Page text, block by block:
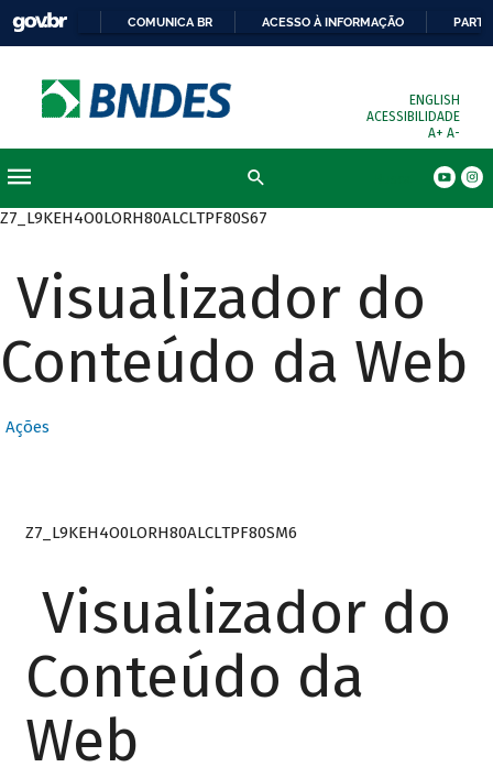
COMUNICA BR ACESSO À INFORMAÇÃO
ENGLISH
ACESSIBILIDADE
A+ A-
Z7_L9KEH4O0LORH80ALCLTPF80S67
Visualizador do
Conteúdo da Web
Ações
Z7_L9KEH4O0LORH80ALCLTPF80SM6
Visualizador do
Conteúdo da
Web